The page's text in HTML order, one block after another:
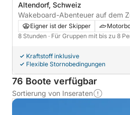
Altendorf, Schweiz
Wakeboard-Abenteuer auf dem
Ganztageserlebnis mit
Eigner ist der Skipper
8 Stunden · Für Gruppen mit bis zu 8
Kraftstoff inklusive
Flexible Stornobedingungen
76 Boote verfügbar
Sortierung von Inseraten